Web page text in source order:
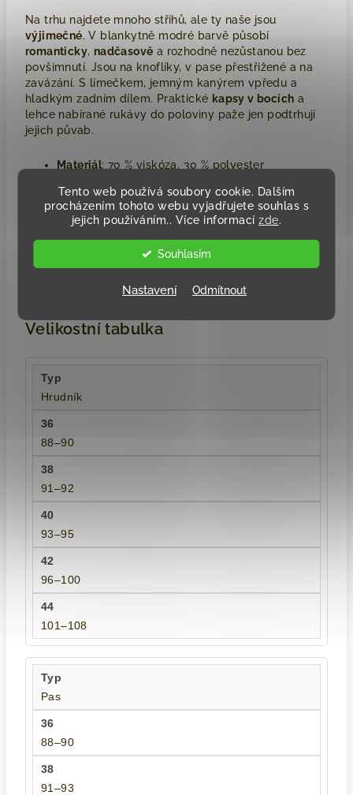
Tento web používá soubory cookie. Dalším
procházením tohoto webu vyjadřujete souhlas s
jejich používáním.. Více informacízde.
Souhlasím
Nastavení Odmítnout
Na trhu najdete mnoho střihů, ale ty naše jsou
výjimečné. V blankytně modré barvě působí
romanticky, nadčasově a rozhodně nezůstanou bez
povšimnutí. Jsou na knoflíky, v pase přestřižené a na
zavázání. S límečkem, jemným kanýrem vpředu a
hladkým zadním dílem. Praktické kapsy v bocích a
lehce nabírané rukávy do poloviny paže jen podtrhují
jejich půvab.
Materiál: 70 % viskóza, 30 % polyester
Proč právě tyto šaty?
romantická duše, nebo jen hledáte kousek,
ve kterém zazáříte,
Velikostní tabulka
Hrudník
88–90
91–92
93–95
96–100
101–108
Pas
88–90
91–93